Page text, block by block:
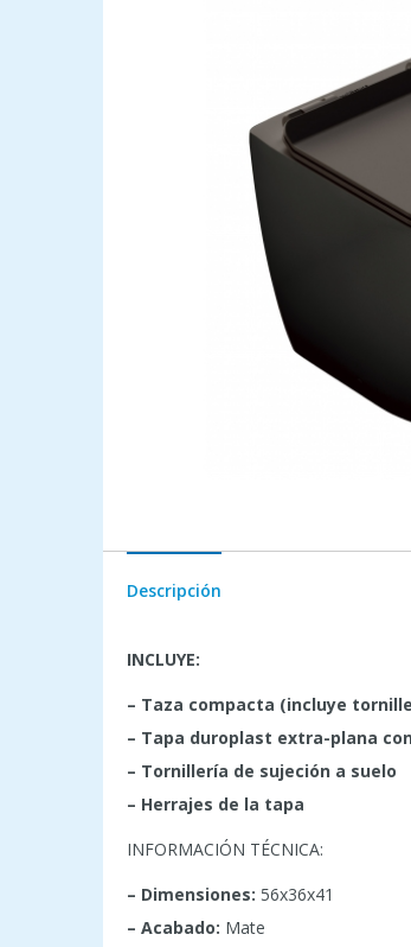
Descripción
INCLUYE:
– Taza compacta (incluye
– Tapa duroplast extra-plana
– Tornillería de sujeción a suelo
– Herrajes de la tapa
INFORMACIÓN TÉCNICA:
– Dimensiones: 56x36x41
– Acabado: Mate